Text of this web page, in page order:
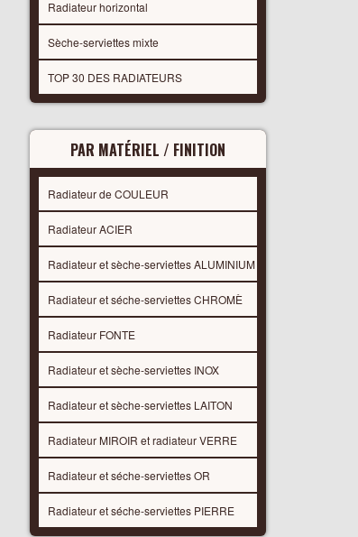
Radiateur horizontal
Sèche-serviettes mixte
TOP 30 DES RADIATEURS
PAR MATÉRIEL / FINITION
Radiateur de COULEUR
Radiateur ACIER
Radiateur et sèche-serviettes ALUMINIUM
Radiateur et séche-serviettes CHROMÈ
Radiateur FONTE
Radiateur et sèche-serviettes INOX
Radiateur et sèche-serviettes LAITON
Radiateur MIROIR et radiateur VERRE
Radiateur et séche-serviettes OR
Radiateur et séche-serviettes PIERRE